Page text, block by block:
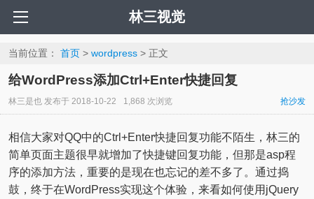
林三视觉
当前位置： 首页> wordpress> 正文
给WordPress添加Ctrl+Enter快捷回复
林三是也发布于 2018-10-22 1,868 次浏览 抢沙发
相信大家对QQ中的Ctrl+Enter快捷回复功能不陌生，林三的
简单页面主题很早就增加了快捷键回复功能，但那是asp程
序的添加方法，重要的是现在也忘记的差不多了。通过捣
鼓，终于在WordPress实现这个体验，来看如何使用jQuery